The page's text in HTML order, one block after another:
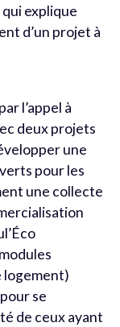
explique
d’un projet à
l’appel à
deux projets
une
pour les
une collecte
logement)
se
de ceux ayant